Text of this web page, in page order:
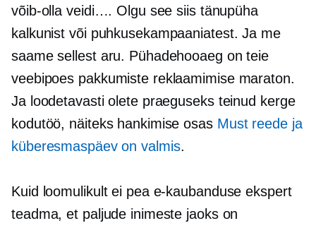
võib-olla veidi…. Olgu see siis tänupüha
kalkunist või puhkusekampaaniatest. Ja me
saame sellest aru. Pühadehooaeg on teie
veebipoes pakkumiste reklaamimise maraton.
Ja loodetavasti olete praeguseks teinud kerge
kodutöö, näiteks hankimise osas Must reede ja
küberesmaspäev on valmis.
Kuid loomulikult ei pea e-kaubanduse ekspert
teadma, et paljude inimeste jaoks on